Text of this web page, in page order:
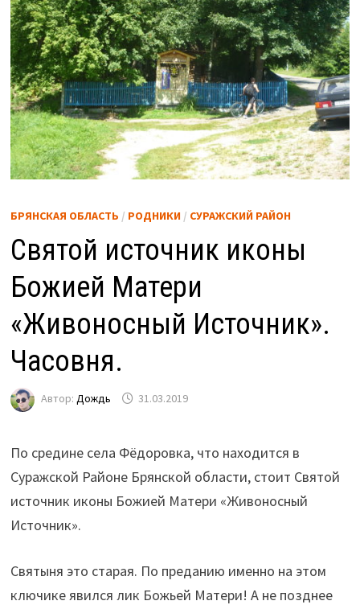
БРЯНСКАЯ ОБЛАСТЬ / РОДНИКИ/ СУРАЖСКИЙ РАЙОН
Святой источник иконы
Божией Матери
«Живоносный Источник».
Часовня.
Автор: Дождь 31.03.2019
По средине села Фёдоровка, что находится в
Суражской Районе Брянской области, стоит Святой
источник иконы Божией Матери «Живоносный
Источник».
Святыня это старая. По преданию именно на этом
ключике явился лик Божьей Матери! А не позднее